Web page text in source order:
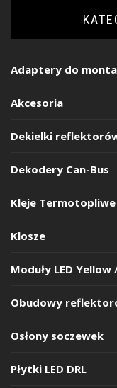
Adaptery do
Akcesoria
Dekielki
Dekodery Can-Bus
Kleje Termotopliwe
Klosze
Moduły LED
Obudowy
Osłony soczewek
Płytki LED DRL